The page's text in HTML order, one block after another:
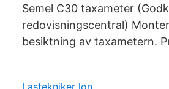
Semel C30 taxameter
redovisningscentral)
besiktning av taxametern.
Lastekniker lon